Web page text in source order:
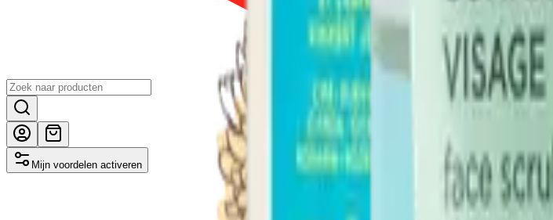
Mijn voordelen activeren